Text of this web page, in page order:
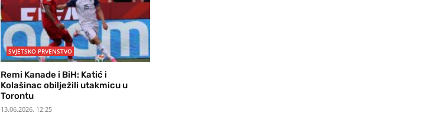
SVJETSKO PRVENSTVO
Remi Kanade i BiH: Katić i
Kolašinac obilježili utakmicu u
Torontu
13.06.2026. 12:25